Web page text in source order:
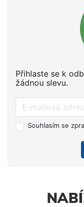
Přihlaste se k
žádnou slevu.
Souhlasím se